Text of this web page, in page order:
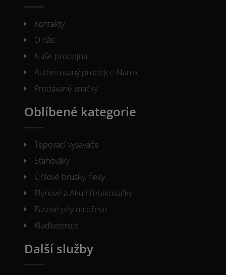
Kontakty
O nás
Naše prodejna
Autorizovaný prodejce Narex
Prodávané značky
Oblíbené kategorie
Tepovací vysavače
Stahováky
Úhlové brusky, flexy
Plynové a Aku hřebíkovačky
Pásové pily na dřevo
Kladkostroje
Další služby